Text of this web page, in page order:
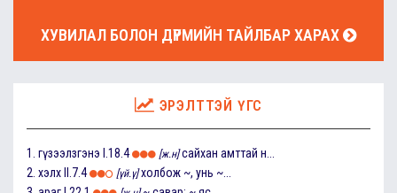
ХУВИЛАЛ БОЛОН ДҮРМИЙН ТАЙЛБАР ХАРАХ
ЭРЭЛТТЭЙ ҮГС
1. гүзээлзгэнэ I.18.4 [ж.н] сайхан амттай н...
2. хэлх II.7.4 [үй.ү] холбож ~, унь ~...